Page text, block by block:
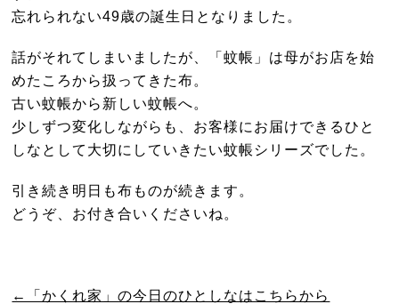
忘れられない49歳の誕生日となりました。
話がそれてしまいましたが、「蚊帳」は母がお店を始
めたころから扱ってきた布。
古い蚊帳から新しい蚊帳へ。
少しずつ変化しながらも、お客様にお届けできるひと
しなとして大切にしていきたい蚊帳シリーズでした。
引き続き明日も布ものが続きます。
どうぞ、お付き合いくださいね。
←「かくれ家」の今日のひとしなはこちらから